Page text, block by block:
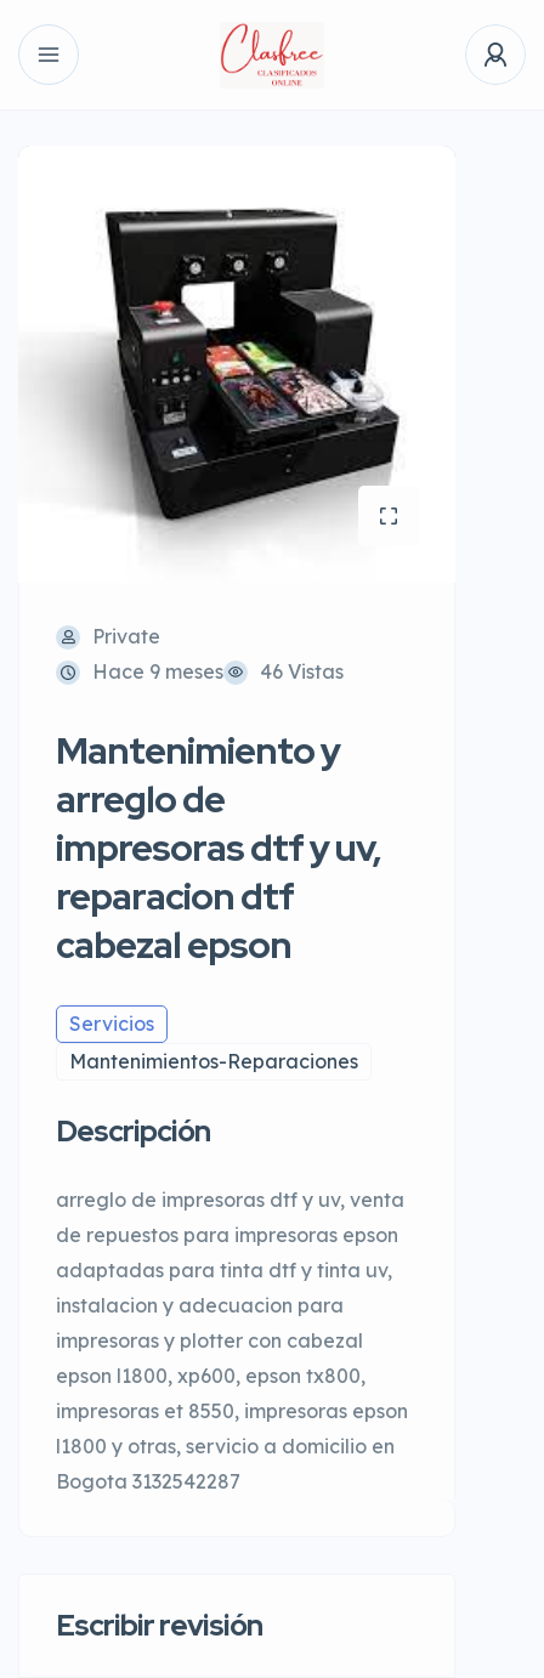
Private
Hace 9 meses
46 Vistas
Mantenimiento y
arreglo de
impresoras dtf y uv,
reparacion dtf
cabezal epson
Servicios
Mantenimientos-Reparaciones
Descripción
arreglo de impresoras dtf y uv, venta
de repuestos para impresoras epson
adaptadas para tinta dtf y tinta uv,
instalacion y adecuacion para
impresoras y plotter con cabezal
epson l1800, xp600, epson tx800,
impresoras et 8550, impresoras epson
l1800 y otras, servicio a domicilio en
Bogota 3132542287
Escribir revisión